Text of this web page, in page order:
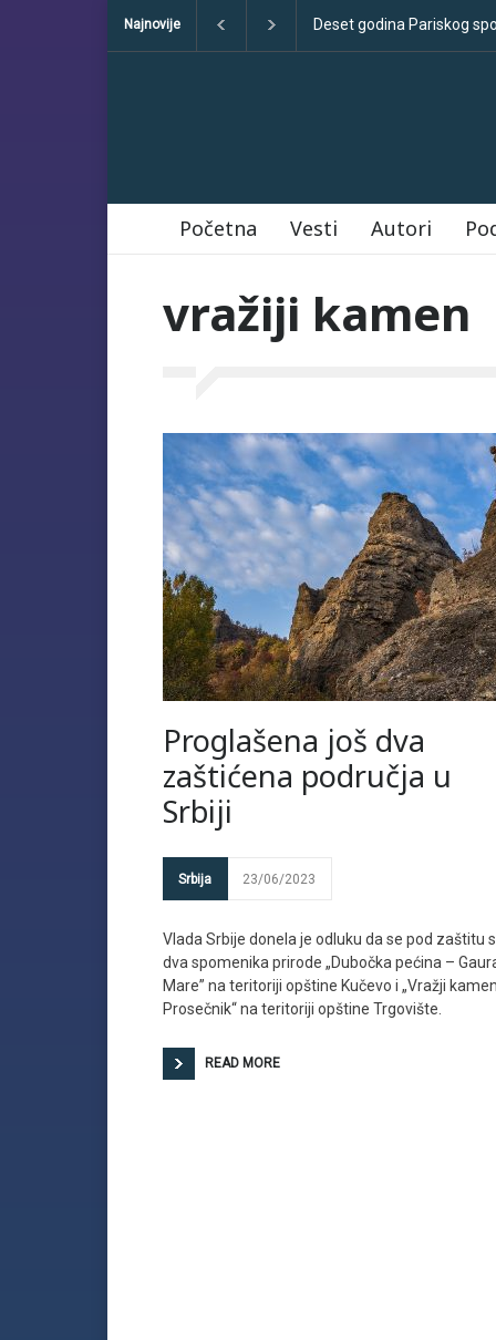
Najnovije Deset godina Pariskog
Početna Vesti Autori
vražiji kamen
Proglašena još dva
zaštićena područja u
Srbiji
Srbija 23/06/2023
Vlada Srbije donela je odluku da se pod zaštitu
dva spomenika prirode „Dubočka pećina –
Mare” na teritoriji opštine Kučevo i „Vražji
Prosečnik“ na teritoriji opštine Trgovište.
READ MORE